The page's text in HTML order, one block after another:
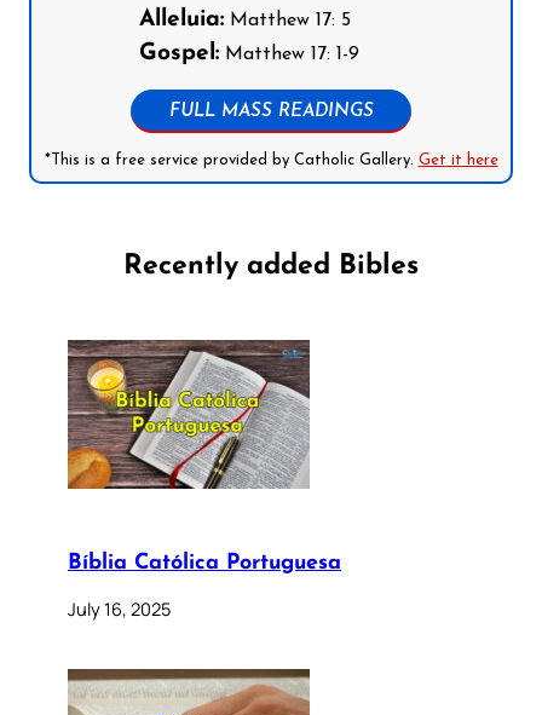
Alleluia:Matthew 17: 5
Gospel:Matthew 17: 1-9
FULL MASS READINGS
*This is a free service provided by Catholic Gallery. Get it here
Recently added Bibles
Bíblia Católica Portuguesa
July 16, 2025